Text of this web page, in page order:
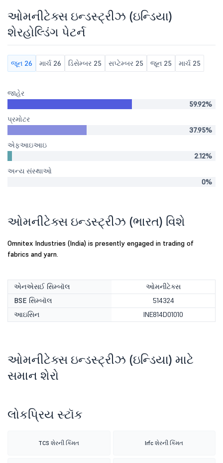
ઓમનીટેક્સ ઇન્ડસ્ટ્રીઝ (ઇન્ડિયા)
શેરહોલ્ડિંગ પેટર્ન
જૂન 26 માર્ચ 26 ડિસેમ્બર 25 સપ્ટેમ્બર 25 જૂન 25 માર્ચ 25
જાહેર
59.92%
પ્રમોટર
37.95%
એફઆઇઆઇ
2.12%
અન્ય સંસ્થાઓ
0%
ઓમનીટેક્સ ઇન્ડસ્ટ્રીઝ (ભારત) વિશે
Omnitex Industries (India) is presently engaged in trading of
fabrics and yarn.
એનએસઈ સિમ્બૉલ
ઓમનીટેક્સ
BSE સિમ્બૉલ
514324
આઇસિન
INE814D01010
ઓમનીટેક્સ ઇન્ડસ્ટ્રીઝ (ઇન્ડિયા) માટે
સમાન શેરો
લોકપ્રિય સ્ટૉક
TCS શેરની કિંમત Irfc શેરની કિંમત